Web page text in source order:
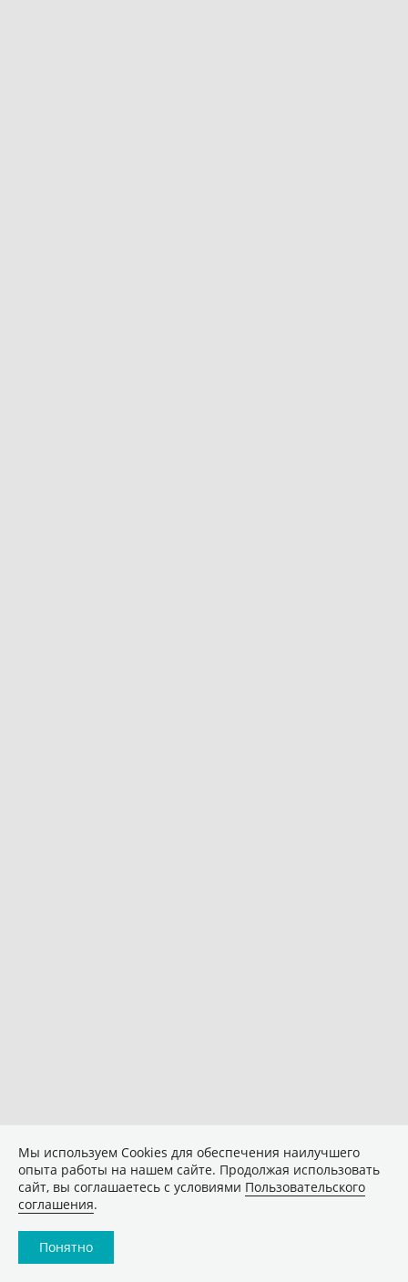
Мы используем Сookies для обеспечения наилучшего
опыта работы на нашем сайте. Продолжая использовать
сайт, вы соглашаетесь с условиями Пользовательского
соглашения.
Понятно